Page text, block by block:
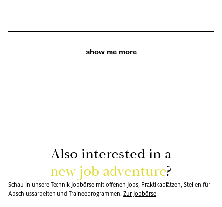
show me more
Also in­te­rested in a
new job ad­ven­ture?
Schau in unsere Technik Jobbörse mit offenen Jobs, Praktikaplätzen, Stellen für
Abschlussarbeiten und Traineeprogrammen. Zur Job­bör­se